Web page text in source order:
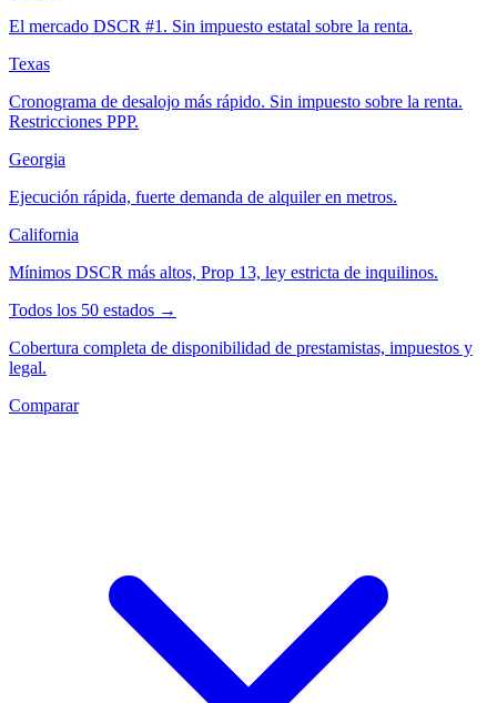
El mercado DSCR #1. Sin impuesto estatal sobre la renta.
Texas
Cronograma de desalojo más rápido. Sin impuesto sobre la renta.
Restricciones PPP.
Georgia
Ejecución rápida, fuerte demanda de alquiler en metros.
California
Mínimos DSCR más altos, Prop 13, ley estricta de inquilinos.
Todos los 50 estados →
Cobertura completa de disponibilidad de prestamistas, impuestos y
legal.
Comparar